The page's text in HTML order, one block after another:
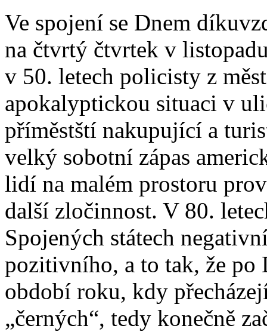
Ve spojení se Dnem
na čtvrtý čtvrtek v
v 50. letech policisty z
apokalyptickou situaci v
příměstští nakupující a
velký sobotní zápas
lidí na malém prostoru
další zločinnost. V 80.
Spojených státech
pozitivního, a to tak, že po
období roku, kdy
„černých“, tedy konečně